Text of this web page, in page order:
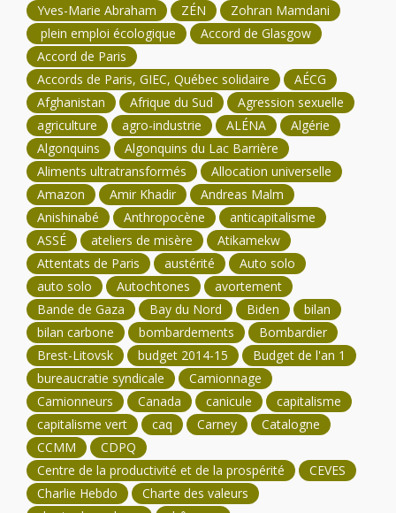
Yves-Marie Abraham
ZÉN
Zohran Mamdani
plein emploi écologique
Accord de Glasgow
Accord de Paris
Accords de Paris, GIEC, Québec solidaire
AÉCG
Afghanistan
Afrique du Sud
Agression sexuelle
agriculture
agro-industrie ALÉNA
Algérie
Algonquins
Algonquins du Lac Barrière
Aliments ultratransformés
Allocation universelle
Amazon
Amir Khadir
Andreas Malm
Anishinabé
Anthropocène
anticapitalisme
ASSÉ
ateliers de misère
Atikamekw
Attentats de Paris
austérité
Auto solo
auto solo
Autochtones
avortement
Bande de Gaza
Bay du Nord Biden
bilan
bilan carbone
bombardements
Bombardier
Brest-Litovsk
budget 2014-15
Budget de l'an 1
bureaucratie syndicale
Camionnage
Camionneurs
Canada canicule
capitalisme
capitalisme vert
caq Carney
Catalogne
CCMM
CDPQ
Centre de la productivité et de la prospérité
CEVES
Charlie Hebdo
Charte des valeurs